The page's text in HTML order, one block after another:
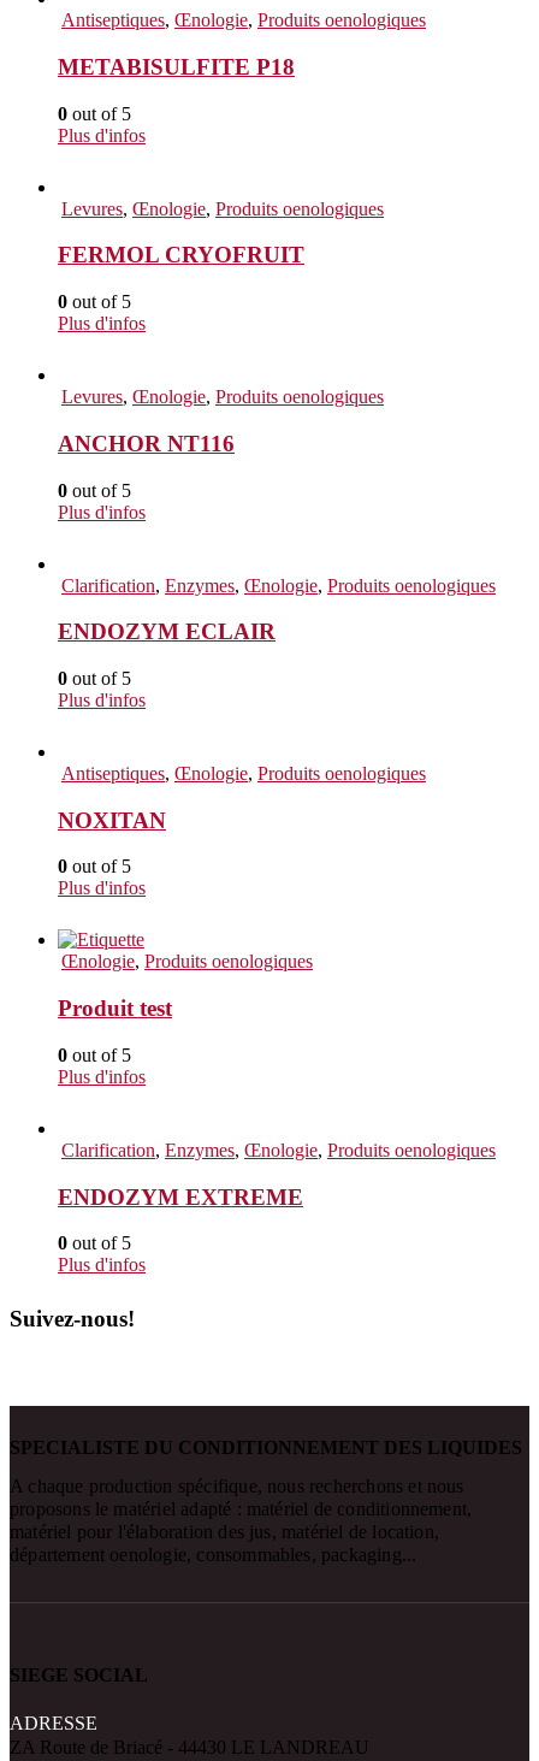
Antiseptiques, Œnologie, Produits oenologiques
METABISULFITE P18
0 out of 5
Plus d'infos
Levures, Œnologie, Produits oenologiques
FERMOL CRYOFRUIT
0 out of 5
Plus d'infos
Levures, Œnologie, Produits oenologiques
ANCHOR NT116
0 out of 5
Plus d'infos
Clarification, Enzymes, Œnologie, Produits oenologiques
ENDOZYM ECLAIR
0 out of 5
Plus d'infos
Antiseptiques, Œnologie, Produits oenologiques
NOXITAN
0 out of 5
Plus d'infos
Œnologie, Produits oenologiques
Produit test
0 out of 5
Plus d'infos
Clarification, Enzymes, Œnologie, Produits oenologiques
ENDOZYM EXTREME
0 out of 5
Plus d'infos
Suivez-nous!
SPECIALISTE DU CONDITIONNEMENT DES LIQUIDES
A chaque production spécifique, nous recherchons et nous
proposons le matériel adapté : matériel de conditionnement,
matériel pour l'élaboration des jus, matériel de location,
département oenologie, consommables, packaging...
SIEGE SOCIAL
ADRESSE
ZA Route de Briacé - 44430 LE LANDREAU